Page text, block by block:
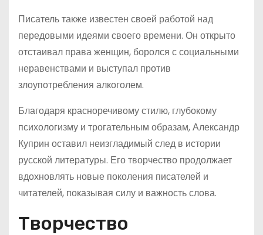
Писатель также известен своей работой над
передовыми идеями своего времени. Он открыто
отстаивал права женщин, боролся с социальными
неравенствами и выступал против
злоупотребления алкоголем.
Благодаря красноречивому стилю, глубокому
психологизму и трогательным образам, Александр
Куприн оставил неизгладимый след в истории
русской литературы. Его творчество продолжает
вдохновлять новые поколения писателей и
читателей, показывая силу и важность слова.
Творчество